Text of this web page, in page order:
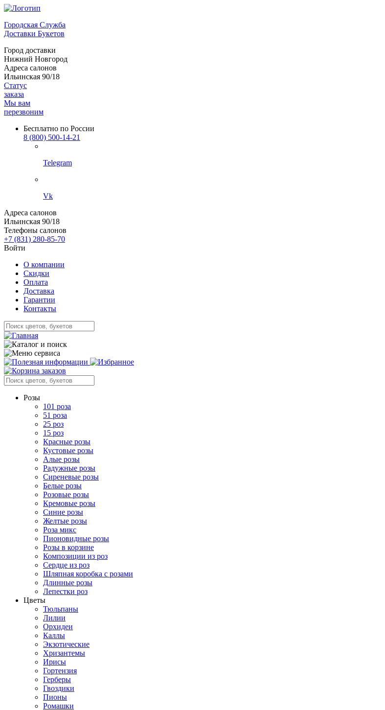
Городская Служба
Доставки Букетов
Город доставки
Нижний Новгород
Адреса салонов
Ильинская 90/18
Статус
заказа
Мы вам
перезвоним
Бесплатно по России
8 (800) 500-14-21
Telegram
Vk
Адреса салонов
Ильинская 90/18
Телефоны салонов
+7 (831) 280-85-70
Войти
О компании
Скидки
Оплата
Доставка
Гарантии
Контакты
Розы
101 роза
51 роза
25 роз
15 роз
Красные розы
Кустовые розы
Алые розы
Радужные розы
Сиреневые розы
Белые розы
Розовые розы
Кремовые розы
Синие розы
Желтые розы
Роза микс
Пионовидные розы
Розы в корзине
Композиции из роз
Сердце из роз
Шляпная коробка с розами
Длинные розы
Лепестки роз
Цветы
Тюльпаны
Лилии
Орхидеи
Каллы
Экзотические
Хризантемы
Ирисы
Гортензия
Герберы
Гвоздики
Пионы
Ромашки